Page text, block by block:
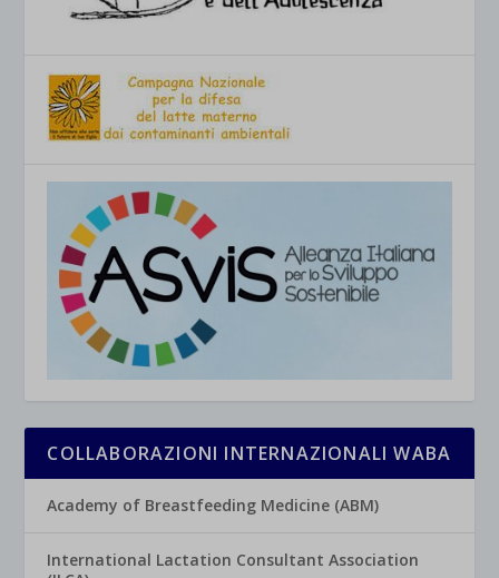
COLLABORAZIONI INTERNAZIONALI WABA
Academy of Breastfeeding Medicine (ABM)
International Lactation Consultant Association